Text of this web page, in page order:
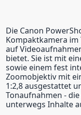
Die Canon
Kompaktkamera
auf
bietet. Sie ist mit
sowie einem fest
Zoomobjektiv mit
1:2,8 ausgestattet
Tonaufnahmen -
unterwegs Inhalte